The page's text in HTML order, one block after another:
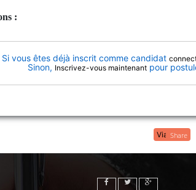
:
Si vous êtes déjà inscrit comme candidat
Sinon, Inscrivez-vous maintenant pour
Share